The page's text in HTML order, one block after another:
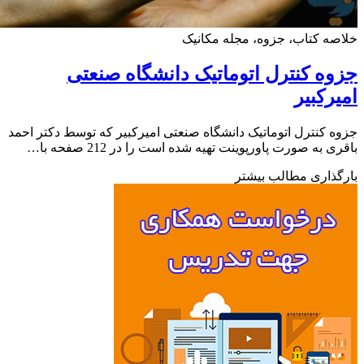
کتاب، جزوه، مجله مکانیک
کنترل اتوماتیک دانشگاه صنعتی
کنترل اتوماتیک دانشگاه صنعتی امیرکبیر که توسط دکتر احمد
به صورت پاورپوینت تهیه شده است را در 212 صفحه با…
مطالب بیشتر